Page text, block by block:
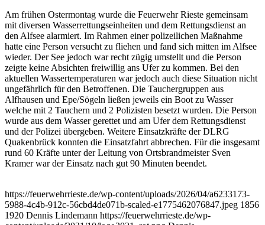
Am frühen Ostermontag wurde die Feuerwehr Rieste gemeinsam
mit diversen Wasserrettungseinheiten und dem Rettungsdienst an
den Alfsee alarmiert. Im Rahmen einer polizeilichen Maßnahme
hatte eine Person versucht zu fliehen und fand sich mitten im Alfsee
wieder. Der See jedoch war recht zügig umstellt und die Person
zeigte keine Absichten freiwillig ans Ufer zu kommen. Bei den
aktuellen Wassertemperaturen war jedoch auch diese Situation nicht
ungefährlich für den Betroffenen. Die Tauchergruppen aus
Alfhausen und Epe/Sögeln ließen jeweils ein Boot zu Wasser
welche mit 2 Tauchern und 2 Polizisten besetzt wurden. Die Person
wurde aus dem Wasser gerettet und am Ufer dem Rettungsdienst
und der Polizei übergeben. Weitere Einsatzkräfte der DLRG
Quakenbrück konnten die Einsatzfahrt abbrechen. Für die insgesamt
rund 60 Kräfte unter der Leitung von Ortsbrandmeister Sven
Kramer war der Einsatz nach gut 90 Minuten beendet.
https://feuerwehrrieste.de/wp-content/uploads/2026/04/a6233173-
5988-4c4b-912c-56cbd4de071b-scaled-e1775462076847.jpeg 1856
1920 Dennis Lindemann https://feuerwehrrieste.de/wp-